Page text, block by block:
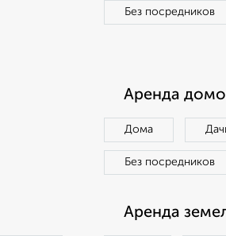
Без посредников
Аренда
Дома
Без посредников
Аренда